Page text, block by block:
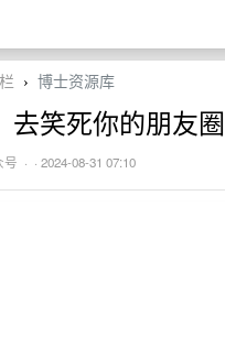
› 博士资源库
去笑死你的朋友
号 · · 2024-08-31 07:10